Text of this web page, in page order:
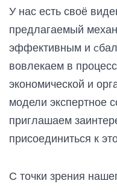
У нас есть своё
предлагаемый
эффективным и
вовлекаем в
экономической и
модели экспертное
приглашаем
присоединиться к
С точки зрения